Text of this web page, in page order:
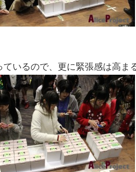
いるので、更に緊張感は高まる